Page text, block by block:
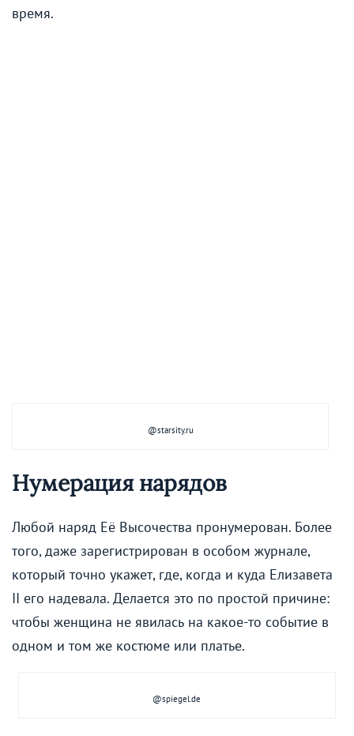
время.
@starsity.ru
Нумерация нарядов
Любой наряд Её Высочества пронумерован. Более
того, даже зарегистрирован в особом журнале,
который точно укажет, где, когда и куда Елизавета
II его надевала. Делается это по простой причине:
чтобы женщина не явилась на какое-то событие в
одном и том же костюме или платье.
@spiegel.de